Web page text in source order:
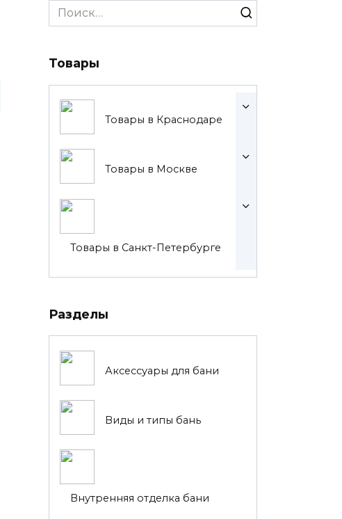
Search
for:
Товары
Товары в Краснодаре
Товары в Москве
Товары в Санкт-Петербурге
Разделы
Аксессуары для бани
Виды и типы бань
Внутренняя отделка бани